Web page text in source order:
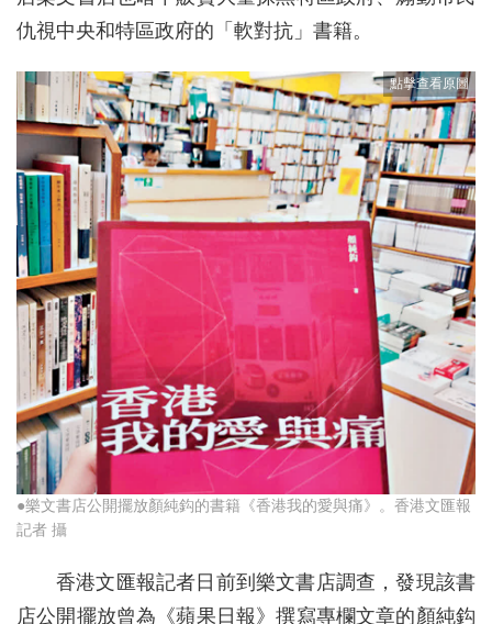
仇視中央和特區政府的「軟對抗」書籍。
●樂文書店公開擺放顏純鈎的書籍《香港我的愛與痛》。香港文匯報
記者 攝
香港文匯報記者日前到樂文書店調查，發現該書
店公開擺放曾為《蘋果日報》撰寫專欄文章的顏純鈎